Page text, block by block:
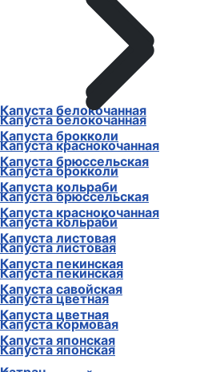
Капуста белокочанная
Капуста брокколи
Капуста брюссельская
Капуста кольраби
Капуста краснокочанная
Капуста листовая
Капуста пекинская
Капуста савойская
Капуста цветная
Капуста японская
Капуста белокочанная
Капуста краснокочанная
Капуста брокколи
Капуста брюссельская
Капуста кольраби
Капуста листовая
Капуста пекинская
Капуста цветная
Капуста кормовая
Капуста японская